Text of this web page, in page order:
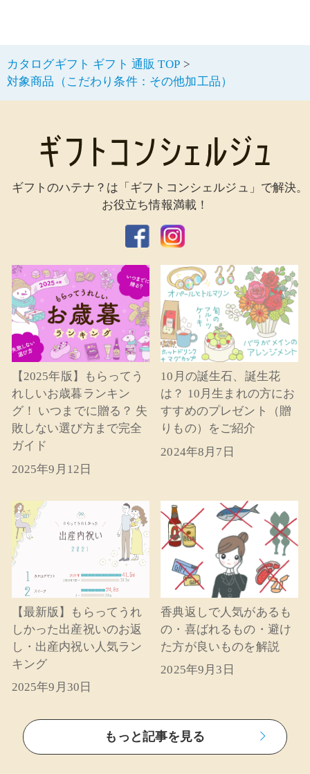
カタログギフト ギフト 通販 TOP
対象商品（こだわり条件：その他加工品）
ギフトのハテナ？は「ギフトコンシェルジュ」で解決。
お役立ち情報満載！
【2025年版】もらってう
れしいお歳暮ランキン
グ！ いつまでに贈る？ 失
敗しない選び方まで完全
ガイド
2025年9月12日
10月の誕生石、誕生花
は？ 10月生まれの方にお
すすめのプレゼント（贈
りもの）をご紹介
2024年8月7日
【最新版】もらってうれ
しかった出産祝いのお返
し・出産内祝い人気ラン
キング
2025年9月30日
香典返しで人気があるも
の・喜ばれるもの・避け
た方が良いものを解説
2025年9月3日
もっと記事を見る